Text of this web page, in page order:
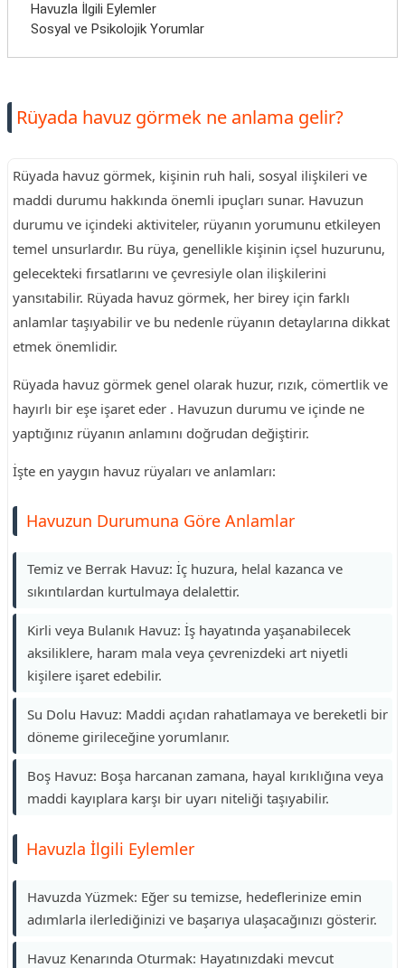
Havuzla İlgili Eylemler
Sosyal ve Psikolojik Yorumlar
Rüyada havuz görmek ne anlama gelir?
Rüyada havuz görmek, kişinin ruh hali, sosyal ilişkileri ve
maddi durumu hakkında önemli ipuçları sunar. Havuzun
durumu ve içindeki aktiviteler, rüyanın yorumunu etkileyen
temel unsurlardır. Bu rüya, genellikle kişinin içsel huzurunu,
gelecekteki fırsatlarını ve çevresiyle olan ilişkilerini
yansıtabilir. Rüyada havuz görmek, her birey için farklı
anlamlar taşıyabilir ve bu nedenle rüyanın detaylarına dikkat
etmek önemlidir.
Rüyada havuz görmek genel olarak huzur, rızık, cömertlik ve
hayırlı bir eşe işaret eder . Havuzun durumu ve içinde ne
yaptığınız rüyanın anlamını doğrudan değiştirir.
İşte en yaygın havuz rüyaları ve anlamları:
Havuzun Durumuna Göre Anlamlar
Temiz ve Berrak Havuz: İç huzura, helal kazanca ve
sıkıntılardan kurtulmaya delalettir.
Kirli veya Bulanık Havuz: İş hayatında yaşanabilecek
aksiliklere, haram mala veya çevrenizdeki art niyetli
kişilere işaret edebilir.
Su Dolu Havuz: Maddi açıdan rahatlamaya ve bereketli bir
döneme girileceğine yorumlanır.
Boş Havuz: Boşa harcanan zamana, hayal kırıklığına veya
maddi kayıplara karşı bir uyarı niteliği taşıyabilir.
Havuzla İlgili Eylemler
Havuzda Yüzmek: Eğer su temizse, hedeflerinize emin
adımlarla ilerlediğinizi ve başarıya ulaşacağınızı gösterir.
Havuz Kenarında Oturmak: Hayatınızdaki mevcut